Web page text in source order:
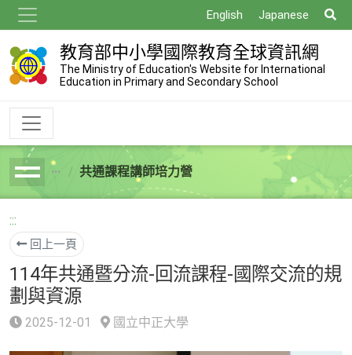
到
主
要
內
English Japanese
尋
教育部中小學國際教育全球資訊網
The Ministry of Education's Website for International
Education in Primary and Secondary School
breadcrumb共通課程講師培力營
:::
回上一頁
114年共通暨分流-回流課程-國際交流的規
劃與資源
2025-12-01 國立中正大學